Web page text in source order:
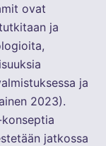
ovat
ja
ja
2023).
jatkossa